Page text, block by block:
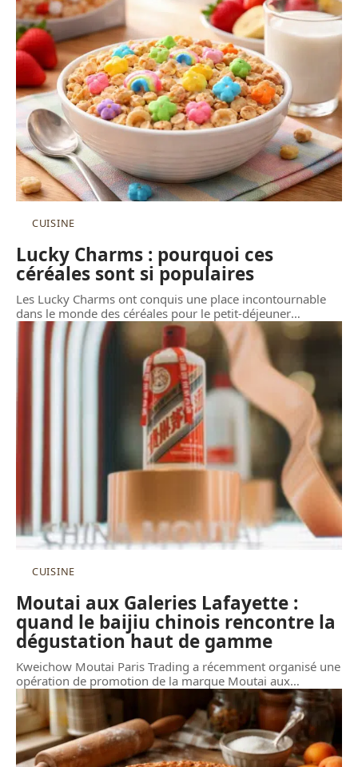
CUISINE
Lucky Charms : pourquoi ces
céréales sont si populaires
Les Lucky Charms ont conquis une place incontournable
dans le monde des céréales pour le petit-déjeuner…
CUISINE
Moutai aux Galeries Lafayette :
quand le baijiu chinois rencontre la
dégustation haut de gamme
Kweichow Moutai Paris Trading a récemment organisé une
opération de promotion de la marque Moutai aux…